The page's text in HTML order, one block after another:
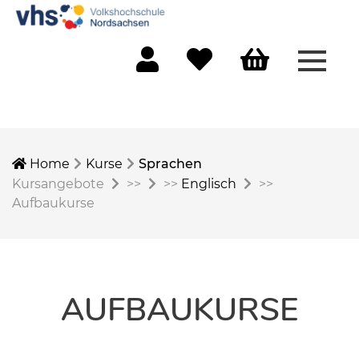
Home Kurse
Sprachen
Kursangebote
>> >> Englisch
>>
Aufbaukurse
AUFBAUKURSE